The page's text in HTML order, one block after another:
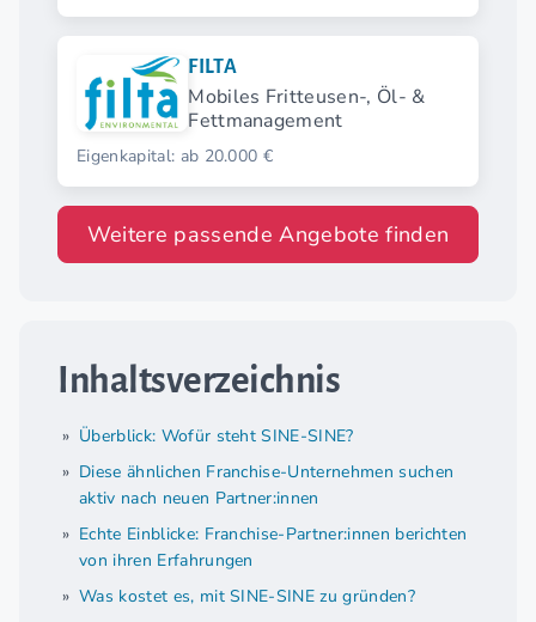
FILTA
Mobiles Fritteusen-, Öl- &
Fettmanagement
Eigenkapital: ab 20.000 €
Weitere passende Angebote finden
Inhaltsverzeichnis
Überblick: Wofür steht SINE-SINE?
Diese ähnlichen Franchise-Unternehmen suchen
aktiv nach neuen Partner:innen
Echte Einblicke: Franchise-Partner:innen berichten
von ihren Erfahrungen
Was kostet es, mit SINE-SINE zu gründen?